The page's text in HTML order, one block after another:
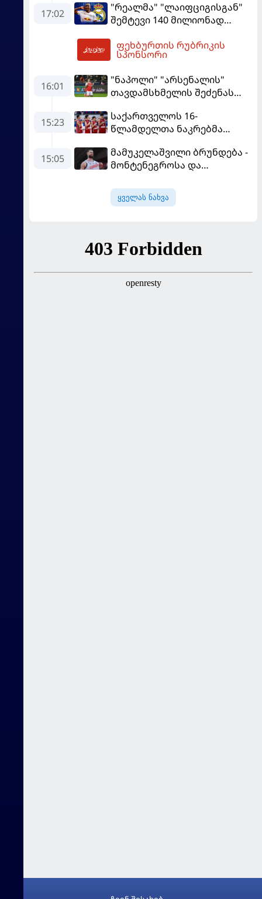
17:02
"რეალმა" "ლაიფციგისგან"
შემტევი 140 მილიონად
ფეხბურთის რუბრიკის
სპონსორი
16:01
"ნაპოლი" "არსენალის"
თავდამსხმელის შეძენას
15:23
საქართველოს 16-
წლამდელთა ნაკრებმა
მარცხით გახსნა
15:05
მამუკელაშვილი ბრუნდება -
მონტენეგროსა და
მატჩებისთვის საქართველო
მზადებას 15
ყველას ნახვა